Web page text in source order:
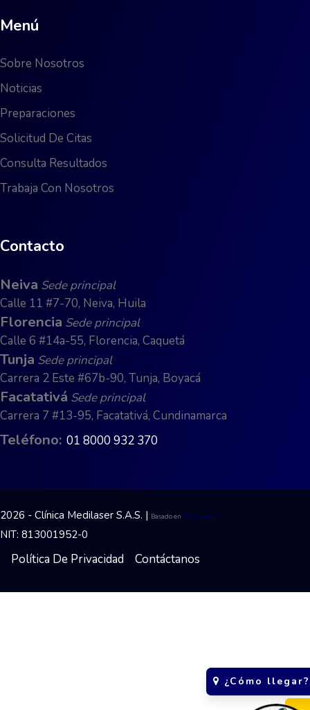
¿Cómo llegar?
Menú
Sobre Nosotros
Noticias
Preparaciones
Solicitud De Citas
Consulta Resultados
Trabaja Con Nosotros
Contacto
Neiva Sede principal
Calle 11 #7-70, Neiva, Huila
Florencia Sede principal
Calle 6 #14a-55, Florencia, Caquetá
Tunja Sede principal
Carrera 2 Este #67b-90, Tunja, Boyacá
Facatativá Sede principal
Carrera 7 #13-95, Facatativá, Cundinamarca
Teléfono: 01 8000 932 370
2026 - Clínica Medilaser S.A.S. | Basado en W3Layouts
NIT: 813001952-0
Política De Privacidad Contáctanos